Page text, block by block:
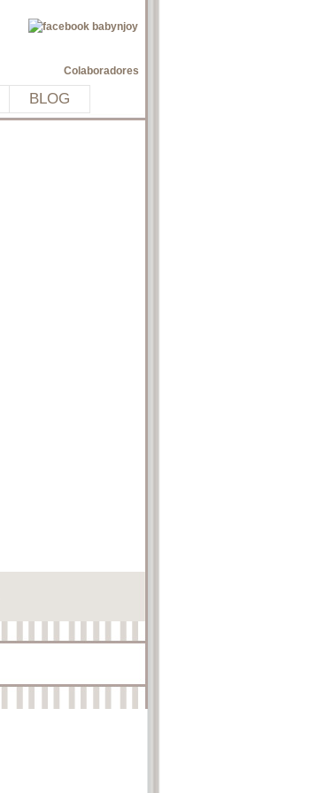
BLOG
Colaboradores